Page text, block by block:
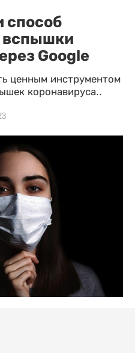
способ
вспышки
Google
ценным инструментом
коронавируса..